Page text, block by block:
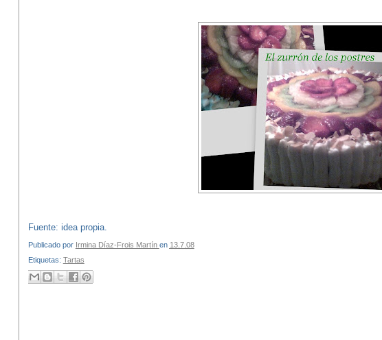
Fuente: idea propia.
Publicado por Irmina Díaz-Frois Martín en 13.7.08
Etiquetas: Tartas